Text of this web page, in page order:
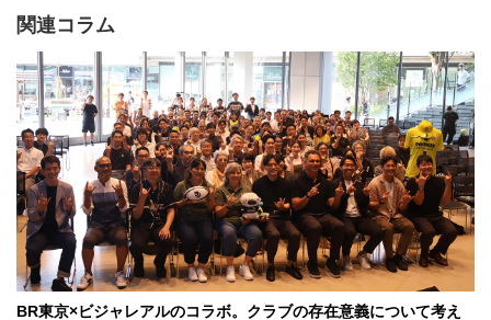
関連コラム
BR東京×ビジャレアルのコラボ。クラブの存在意義について考え